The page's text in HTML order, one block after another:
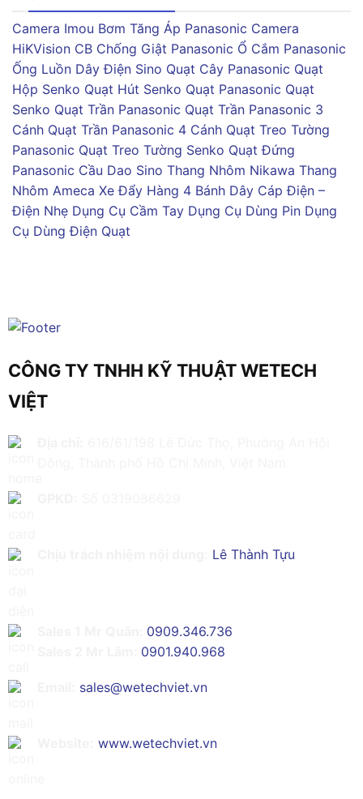
Camera Imou Bơm Tăng Áp Panasonic Camera
HiKVision CB Chống Giật Panasonic Ổ Cắm Panasonic
Ống Luồn Dây Điện Sino Quạt Cây Panasonic Quạt
Hộp Senko Quạt Hút Senko Quạt Panasonic Quạt
Senko Quạt Trần Panasonic Quạt Trần Panasonic 3
Cánh Quạt Trần Panasonic 4 Cánh Quạt Treo Tường
Panasonic Quạt Treo Tường Senko Quạt Đứng
Panasonic Cầu Dao Sino Thang Nhôm Nikawa Thang
Nhôm Ameca Xe Đẩy Hàng 4 Bánh Dây Cáp Điện –
Điện Nhẹ Dụng Cụ Cầm Tay Dụng Cụ Dùng Pin Dụng
Cụ Dùng Điện Quạt
CÔNG TY TNHH KỸ THUẬT WETECH
VIỆT
Lê Thành Tựu
0909.346.736
0901.940.968
sales@wetechviet.vn
www.wetechviet.vn